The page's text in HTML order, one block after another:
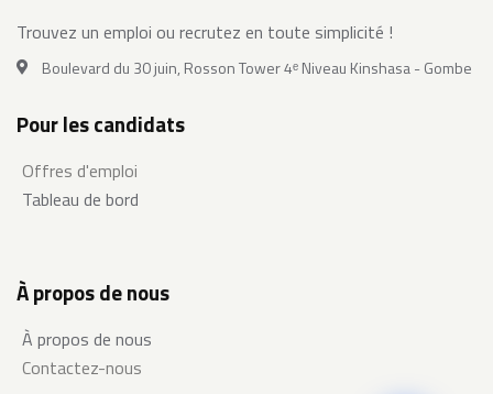
Trouvez un emploi ou recrutez en toute simplicité !
Boulevard du 30 juin, Rosson Tower 4ᵉ Niveau Kinshasa - Gombe
Pour les candidats
Offres d'emploi
Tableau de bord
À propos de nous
À propos de nous
Contactez-nous